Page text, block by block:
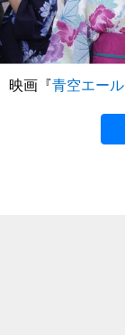
映画『青空エール